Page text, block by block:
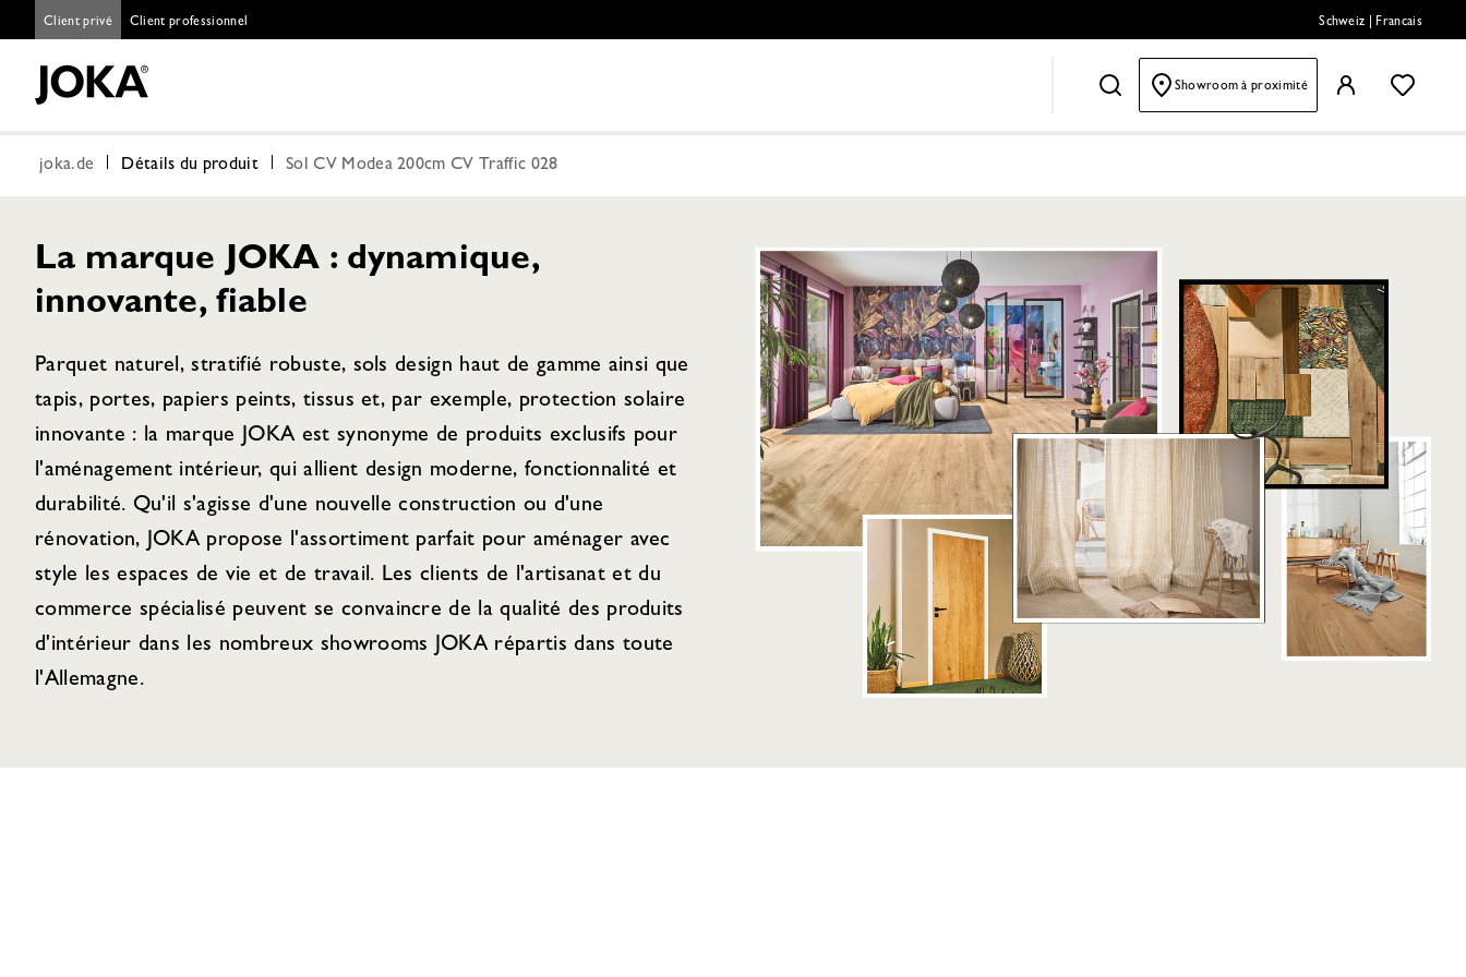
Client privé Client professionnel Schweiz Francais
Showroom à proximité
joka.de Détails du produit Sol CV Modea 200cm CV Traffic 028
La marque JOKA : dynamique,
innovante, fiable
Parquet naturel, stratifié robuste, sols design haut de gamme ainsi que
tapis, portes, papiers peints, tissus et, par exemple, protection solaire
innovante : la marque JOKA est synonyme de produits exclusifs pour
l'aménagement intérieur, qui allient design moderne, fonctionnalité et
durabilité. Qu'il s'agisse d'une nouvelle construction ou d'une
rénovation, JOKA propose l'assortiment parfait pour aménager avec
style les espaces de vie et de travail. Les clients de l'artisanat et du
commerce spécialisé peuvent se convaincre de la qualité des produits
d'intérieur dans les nombreux showrooms JOKA répartis dans toute
l'Allemagne.